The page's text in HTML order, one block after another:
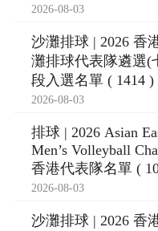
2026-08-03
沙灘排球 | 2026 香
灘排球代表隊遴選(
段入選名單 ( 1414 )
2026-08-03
排球 | 2026 Asian
Men’s Volleyball
香港代表隊名單 (
2026-08-03
沙灘排球 | 2026 香